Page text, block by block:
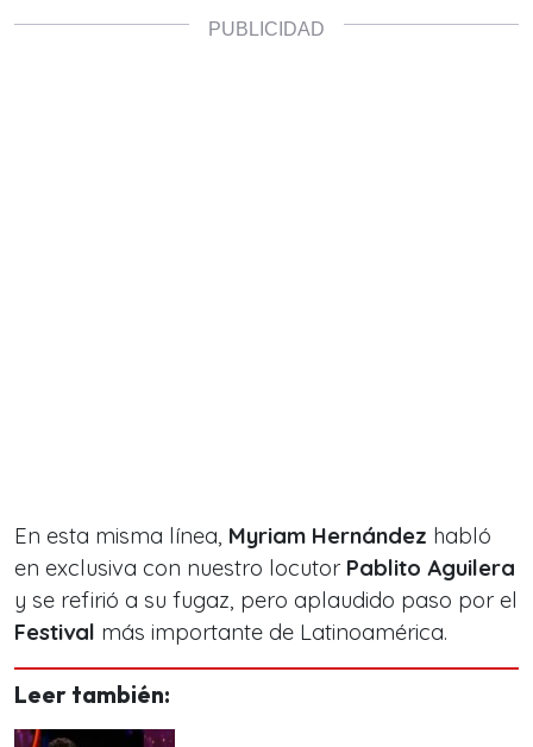
En esta misma línea, Myriam Hernández habló
en exclusiva con nuestro locutor Pablito Aguilera
y se refirió a su fugaz, pero aplaudido paso por el
Festival más importante de Latinoamérica.
Leer también: